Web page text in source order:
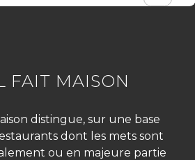
FAIT MAISON
distingue, sur une base
dont les mets sont
ou en majeure partie